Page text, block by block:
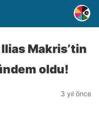
Makris’tin
oldu!
3 yıl önce